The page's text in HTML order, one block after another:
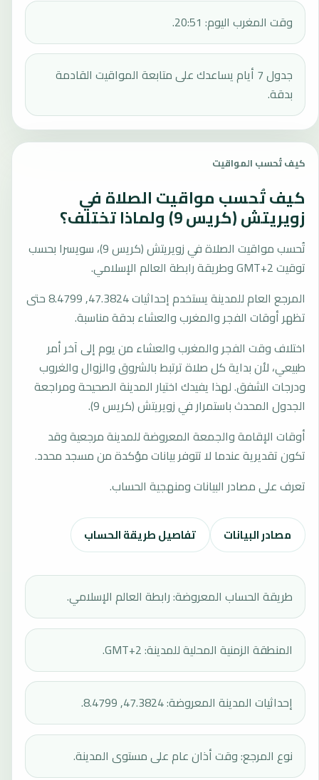
وقت المغرب اليوم: 20:51.
جدول 7 أيام يساعدك على متابعة المواقيت القادمة
بدقة.
كيف تُحسب المواقيت
كيف تُحسب مواقيت الصلاة في
زويريتش (كريس 9) ولماذا تختلف؟
تُحسب مواقيت الصلاة في زويريتش (كريس 9)، سويسرا بحسب
توقيت GMT+2 وطريقة رابطة العالم الإسلامي.
المرجع العام للمدينة يستخدم إحداثيات 47.3824, 8.4799 حتى
تظهر أوقات الفجر والمغرب والعشاء بدقة مناسبة.
اختلاف وقت الفجر والمغرب والعشاء من يوم إلى آخر أمر
طبيعي، لأن بداية كل صلاة ترتبط بالشروق والزوال والغروب
ودرجات الشفق. لهذا يفيدك اختيار المدينة الصحيحة ومراجعة
الجدول المحدث باستمرار في زويريتش (كريس 9).
أوقات الإقامة والجمعة المعروضة للمدينة مرجعية وقد
تكون تقديرية عندما لا تتوفر بيانات مؤكدة من مسجد محدد.
تعرف على مصادر البيانات ومنهجية الحساب.
مصادر البيانات تفاصيل طريقة الحساب
طريقة الحساب المعروضة: رابطة العالم الإسلامي.
المنطقة الزمنية المحلية للمدينة: GMT+2.
إحداثيات المدينة المعروضة: 47.3824, 8.4799.
نوع المرجع: وقت أذان عام على مستوى المدينة.